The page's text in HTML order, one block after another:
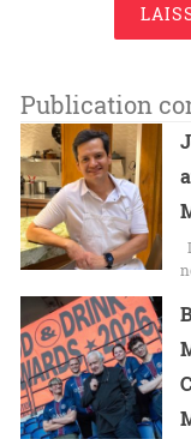
Publication